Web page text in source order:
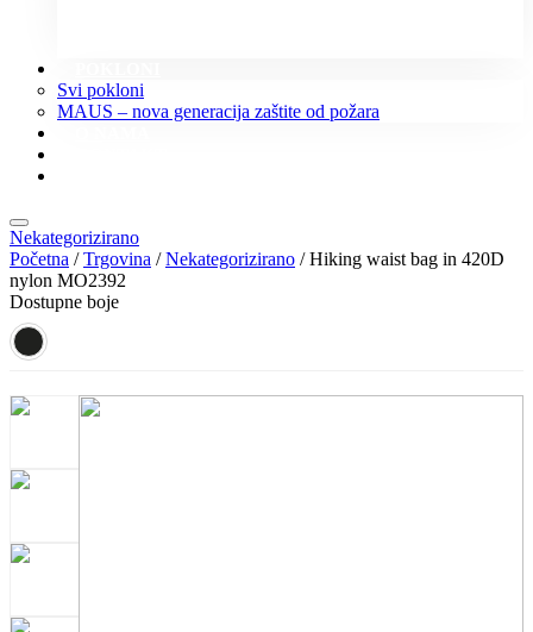
Svi pokloni
MAUS – nova generacija zaštite od požara
Nekategorizirano
Početna /Trgovina /Nekategorizirano / Hiking waist bag in 420D
nylon MO2392
Dostupne boje